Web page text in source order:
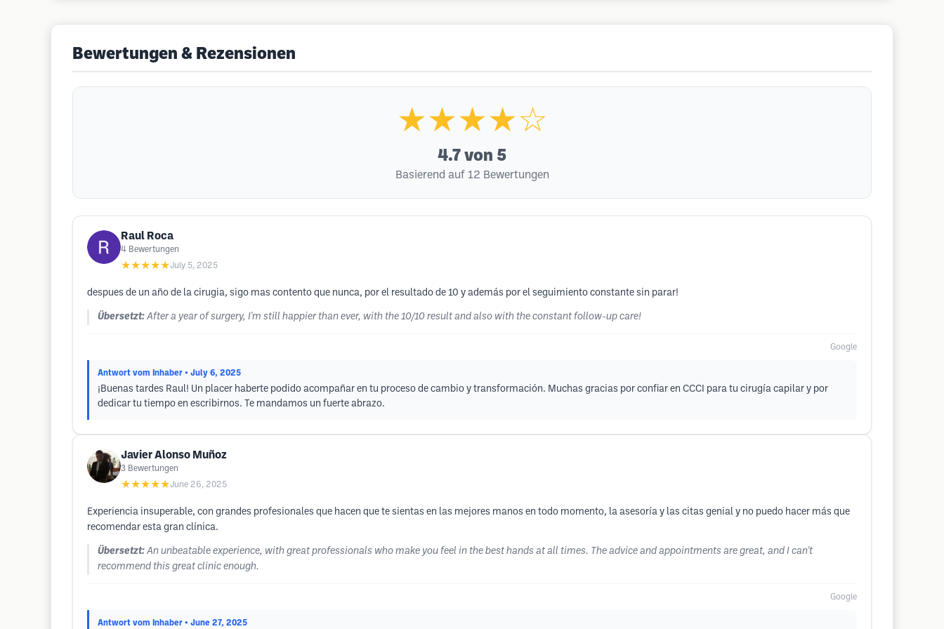
Bewertungen & Rezensionen
★★★★☆
4.7 von 5
Basierend auf 12 Bewertungen
Raul Roca
4 Bewertungen
★★★★★July 5, 2025
despues de un año de la cirugia, sigo mas contento que nunca, por el resultado de 10 y además por el seguimiento constante sin parar!
Übersetzt: After a year of surgery, I'm still happier than ever, with the 10/10 result and also with the constant follow-up care!
Google
Antwort vom Inhaber • July 6, 2025
¡Buenas tardes Raul! Un placer haberte podido acompañar en tu proceso de cambio y transformación. Muchas gracias por confiar en CCCI para tu cirugía capilar y por
dedicar tu tiempo en escribirnos. Te mandamos un fuerte abrazo.
Javier Alonso Muñoz
3 Bewertungen
★★★★★June 26, 2025
Experiencia insuperable, con grandes profesionales que hacen que te sientas en las mejores manos en todo momento, la asesoría y las citas genial y no puedo hacer más que
recomendar esta gran clínica.
Übersetzt: An unbeatable experience, with great professionals who make you feel in the best hands at all times. The advice and appointments are great, and I can't
recommend this great clinic enough.
Google
Antwort vom Inhaber • June 27, 2025